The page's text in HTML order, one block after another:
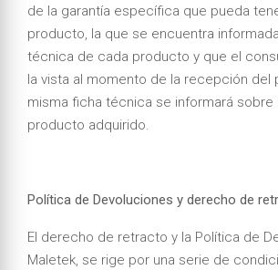
de la garantía específica que pueda
producto, la que se encuentra
técnica de cada producto y que el
la vista al momento de la recepción del
misma ficha técnica se informará sobre
producto adquirido.
Política de Devoluciones y derecho de
El derecho de retracto y la Política de
Maletek, se rige por una serie de